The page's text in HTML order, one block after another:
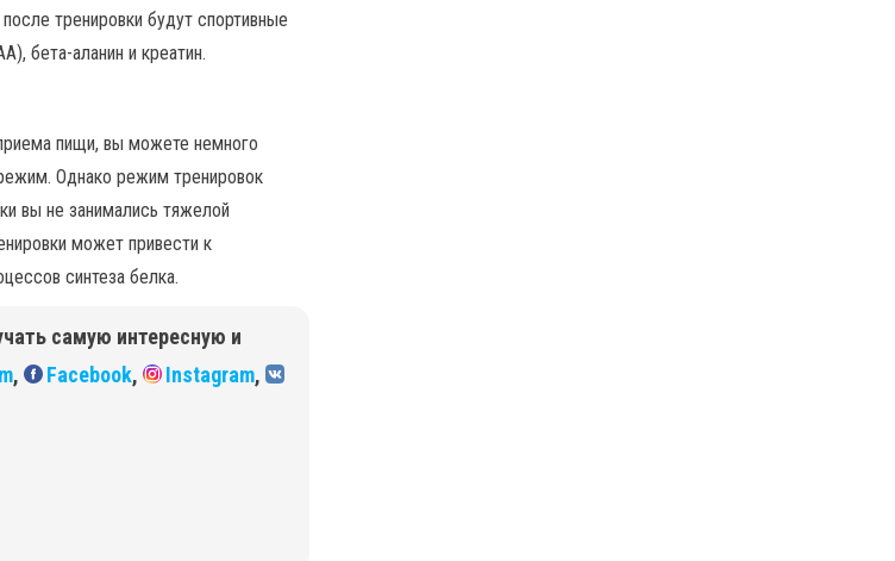
тренировки будут спортивные
бета-аланин и креатин.
пищи, вы можете немного
Однако режим тренировок
вы не занимались тяжелой
может привести к
синтеза белка.
самую интересную и
, Facebook, Instagram,